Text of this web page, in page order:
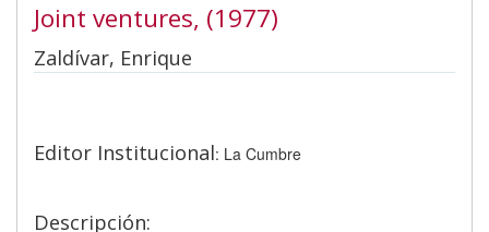
Joint ventures, (1977)
Zaldívar, Enrique
Editor Institucional: La Cumbre
Descripción: